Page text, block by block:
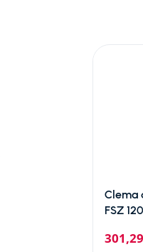
Clema
FSZ 120
301,29